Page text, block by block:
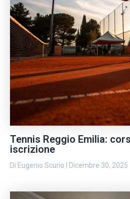
Tennis Reggio Emilia:
iscrizione
Di Eugenio Scurio | Dicembre 30, 2025